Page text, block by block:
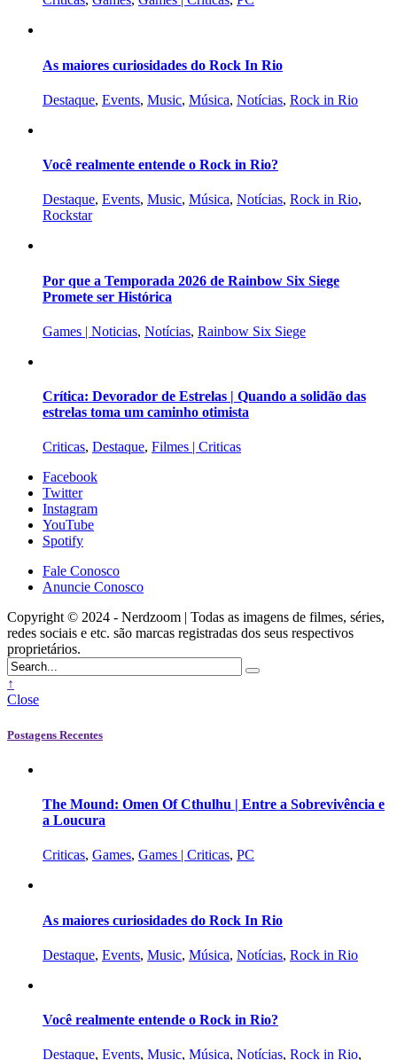
As maiores curiosidades do Rock In Rio
Destaque, Events, Music, Música, Notícias, Rock in Rio
Você realmente entende o Rock in Rio?
Destaque, Events, Music, Música, Notícias, Rock in Rio,
Rockstar
Por que a Temporada 2026 de Rainbow Six Siege
Promete ser Histórica
Games | Noticias, Notícias, Rainbow Six Siege
Crítica: Devorador de Estrelas | Quando a solidão das
estrelas toma um caminho otimista
Criticas, Destaque, Filmes | Criticas
Facebook
Twitter
Instagram
YouTube
Spotify
Fale Conosco
Anuncie Conosco
Copyright © 2024 - Nerdzoom | Todas as imagens de filmes, séries,
redes sociais e etc. são marcas registradas dos seus respectivos
proprietários.
↑
Close
Postagens Recentes
The Mound: Omen Of Cthulhu | Entre a Sobrevivência e
a Loucura
Criticas, Games, Games | Criticas, PC
As maiores curiosidades do Rock In Rio
Destaque, Events, Music, Música, Notícias, Rock in Rio
Você realmente entende o Rock in Rio?
Destaque, Events, Music, Música, Notícias, Rock in Rio,